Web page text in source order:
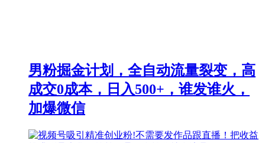
男粉掘金计划，全自动流量裂变，高
成交0成本，日入500+，谁发谁火，
加爆微信